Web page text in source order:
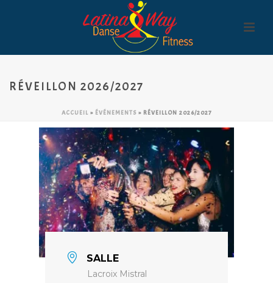
RÉVEILLON 2026/2027
ACCUEIL » ÉVÉNEMENTS » RÉVEILLON 2026/2027
SALLE
Lacroix Mistral